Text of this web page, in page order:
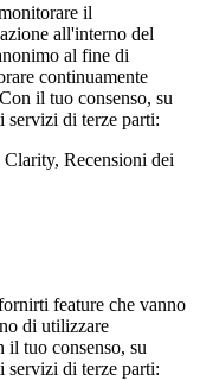
il
all'interno del
al fine di
continuamente
il tuo consenso, su
servizi di terze parti:
Recensioni dei
feature che vanno
di utilizzare
il tuo consenso, su
servizi di terze parti: